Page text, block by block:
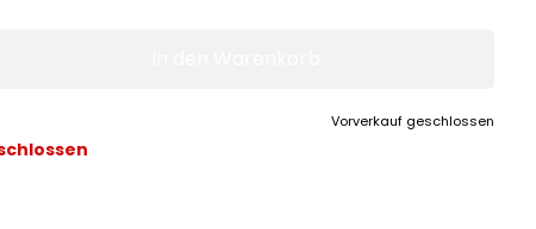
Vorverkauf geschlossen